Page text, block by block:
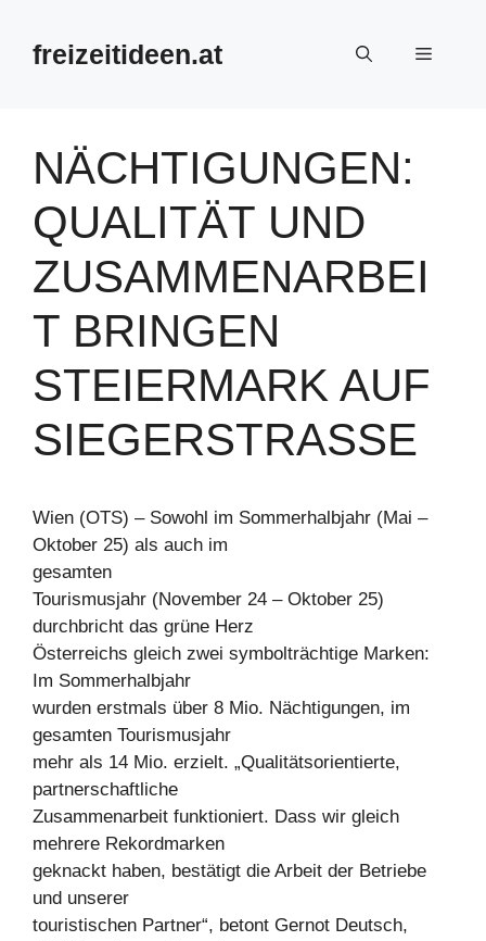
Inhalt
springenfreizeitideen.at Menü
NÄCHTIGUNGEN:
QUALITÄT UND
ZUSAMMENARBEI
T BRINGEN
STEIERMARK AUF
SIEGERSTRASSE
Wien (OTS) – Sowohl im Sommerhalbjahr (Mai –
Oktober 25) als auch im
gesamten
Tourismusjahr (November 24 – Oktober 25)
durchbricht das grüne Herz
Österreichs gleich zwei symbolträchtige Marken:
Im Sommerhalbjahr
wurden erstmals über 8 Mio. Nächtigungen, im
gesamten Tourismusjahr
mehr als 14 Mio. erzielt. „Qualitätsorientierte,
partnerschaftliche
Zusammenarbeit funktioniert. Dass wir gleich
mehrere Rekordmarken
geknackt haben, bestätigt die Arbeit der Betriebe
und unserer
touristischen Partner“, betont Gernot Deutsch,